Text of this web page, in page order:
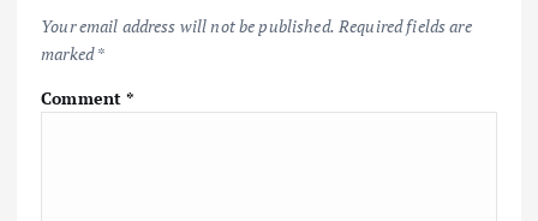
Your email address will not be published. Required fields are
marked*
Comment*